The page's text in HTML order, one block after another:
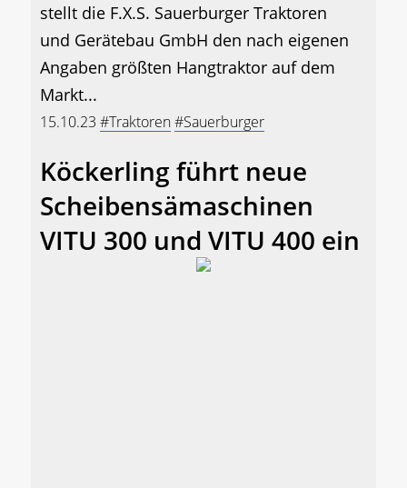
stellt die F.X.S. Sauerburger Traktoren
und Gerätebau GmbH den nach eigenen
Angaben größten Hangtraktor auf dem
Markt...
15.10.23 #Traktoren#Sauerburger
Köckerling führt neue
Scheibensämaschinen
VITU 300 und VITU 400 ein